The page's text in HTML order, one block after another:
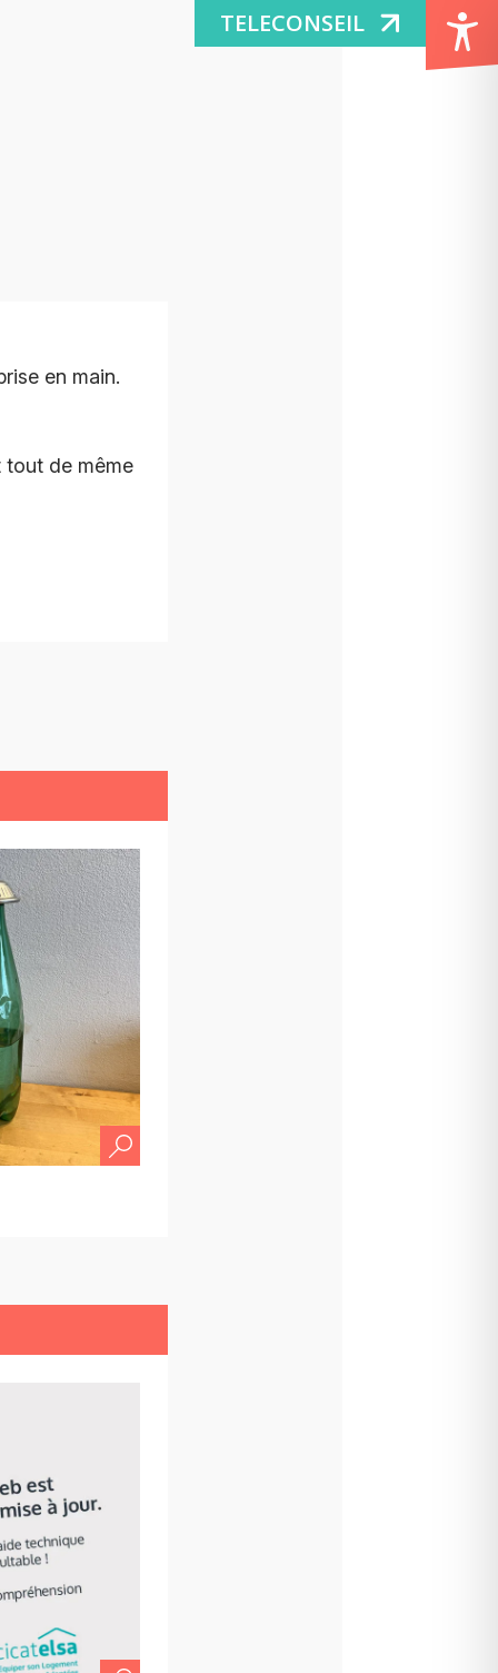
TELECONSEIL
en main.
tout de même